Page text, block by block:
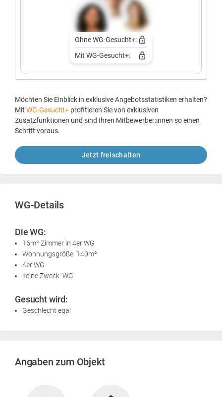
Ohne WG-Gesucht+:
Mit WG-Gesucht+:
Möchten Sie Einblick in exklusive Angebotsstatistiken erhalten?
Mit WG-Gesucht+ profitieren Sie von exklusiven
Zusatzfunktionen und sind Ihren Mitbewerber:innen so einen
Schritt voraus.
Jetzt freischalten
WG-Details
Die WG:
16m² Zimmer in 4er WG
Wohnungsgröße: 140m²
4er WG
keine Zweck-WG
Gesucht wird:
Geschlecht egal
Angaben zum Objekt